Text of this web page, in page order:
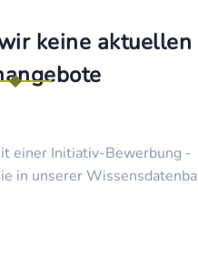
keine aktuellen
einer Initiativ-Bewerbung -
in unserer